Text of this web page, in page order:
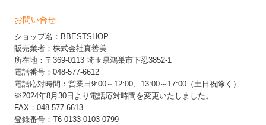
お問い合せ
ショップ名：BBESTSHOP
販売業者：株式会社真善美
所在地：〒369-0113 埼玉県鴻巣市下忍3852-1
電話番号：048-577-6612
電話応対時間：営業日9:00～12:00、13:00～17:00（土日祝除く）
※2024年8月30日より電話応対時間を変更いたしました。
FAX：048-577-6613
登録番号：T6-0133-0103-0799